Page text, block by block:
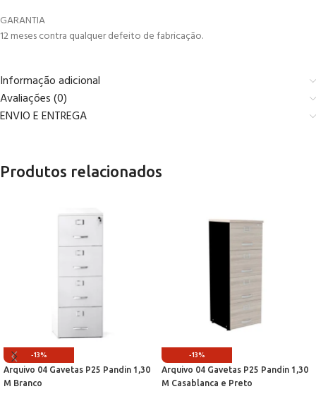
GARANTIA
12 meses contra qualquer defeito de fabricação.
Informação adicional
Avaliações (0)
ENVIO E ENTREGA
Produtos relacionados
-13%
Arquivo 04 Gavetas P25 Pandin 1,30
M Branco
-13%
Arquivo 04 Gavetas P25 Pandin 1,30
M Casablanca e Preto